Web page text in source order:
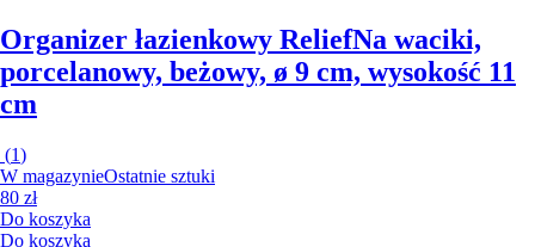
Organizer łazienkowy ReliefNa waciki,
porcelanowy, beżowy, ø 9 cm, wysokość 11
cm
(1)
W magazynieOstatnie sztuki
80 zł
Do koszyka
Do koszyka